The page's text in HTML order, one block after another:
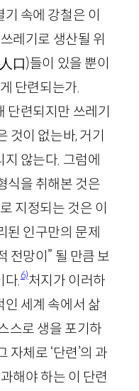
속에 강철은 이
레기로 생산될 위
人口)들이 있을 뿐이
단련되는가.
단련되지만 쓰레기
것이 없는바, 거기
않는다. 그럼에
식을 취해본 것은
지정되는 것은 이
된 인구만의 문제
전망이” 될 만큼 보
다.6)처지가 이러하
세계 속에서 삶
스로 생을 포기하
자체로 ‘단련’의 과
해야 하는 이 단련